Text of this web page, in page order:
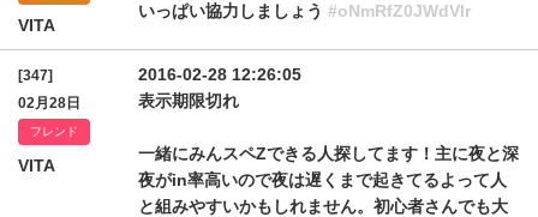
VITA
いっぱい協力しましょう #oNmRfZ0JWdVlr
[347]
02月28日
フレンド
VITA
2016-02-28 12:26:05
表示期限切れ
一緒にみんスペZできる人探してます！主に夜と深
夜がin率高いので夜は遅くまで起きてるよって人
と組みやすいかもしれません。初心者さんでも大